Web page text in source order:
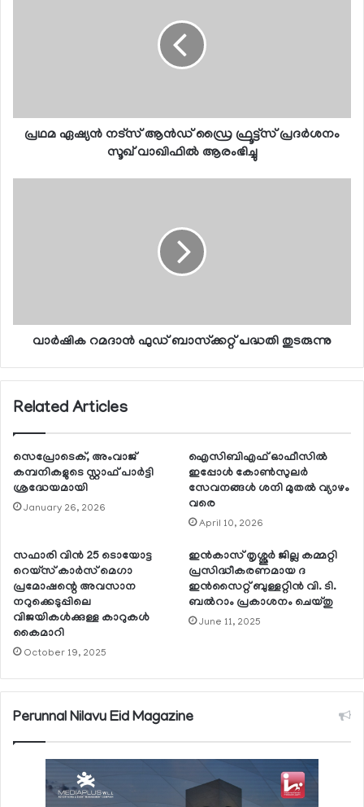
പ്രഥമ ഏഷ്യന്‍ നട്‌സ് ആന്‍ഡ് ഡ്രൈ ഫ്രൂട്ട്‌സ് പ്രദര്‍ശനം
സൂഖ് വാഖിഫില്‍ ആരംഭിച്ചു
വാര്‍ഷിക റമദാന്‍ ഫുഡ് ബാസ്‌ക്കറ്റ് പദ്ധതി തുടരുന്നു
Related Articles
സെപ്രോടെക്, അംവാജ്
കമ്പനികളുടെ സ്റ്റാഫ് പാര്‍ട്ടി
ശ്രദ്ധേയമായി
January 26, 2026
ഐസിബിഎഫ് ഓഫീസില്‍
ഇപ്പോള്‍ കോണ്‍സുലര്‍
സേവനങ്ങള്‍ ശനി മുതല്‍ വ്യാഴം
വരെ
April 10, 2026
സഫാരി വിന്‍ 25 ടൊയോട്ട
റെയ്‌സ് കാര്‍സ് മെഗാ
പ്രമോഷന്റെ അവസാന
നറുക്കെടുപ്പിലെ
വിജയികള്‍ക്കുള്ള കാറുകള്‍
കൈമാറി
October 19, 2025
ഇന്‍കാസ് തൃശ്ശൂര്‍ ജില്ല കമ്മറ്റി
പ്രസിദ്ധീകരണമായ ദ
ഇന്‍സൈറ്റ് ബുള്ളറ്റിന്‍ വി. ടി.
ബല്‍റാം പ്രകാശനം ചെയ്തു
June 11, 2025
Perunnal Nilavu Eid Magazine